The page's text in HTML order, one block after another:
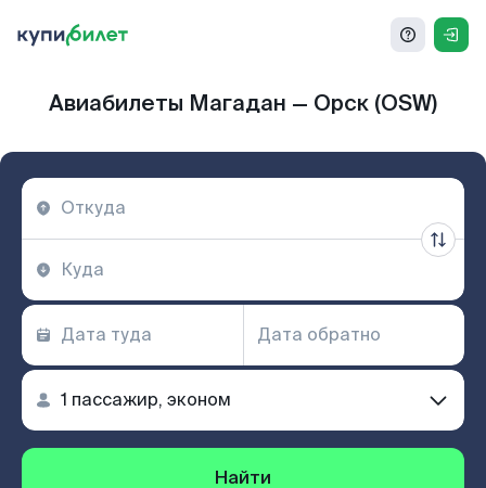
Авиабилеты Магадан — Орск (OSW)
Найти